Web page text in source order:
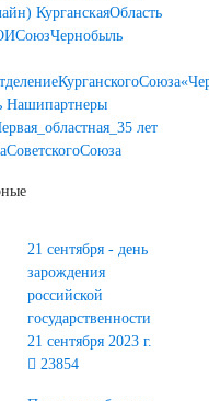
КурганскаяОбласть
Нашипартнеры
лет
21 сентября - день
зарождения
российской
государственности
21 сентября 2023 г.
23854